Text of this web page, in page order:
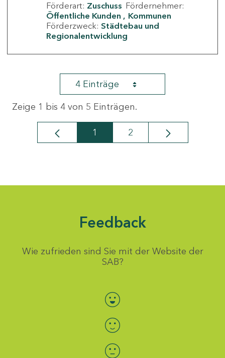
Förderart: Zuschuss Fördernehmer:
Öffentliche Kunden
Kommunen
Förderzweck: Städtebau und
Regionalentwicklung
4 Einträge
Zeige 1 bis 4 von 5 Einträgen.
Seite
1 Seite
2
Feedback
Wie zufrieden sind Sie mit der Website der
SAB?
Bewertung auswählen